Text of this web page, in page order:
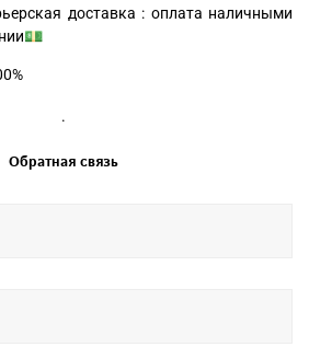
доставка : оплата наличными
.
Обратная связь